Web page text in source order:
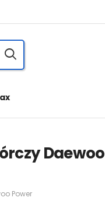
Daewoo
Power